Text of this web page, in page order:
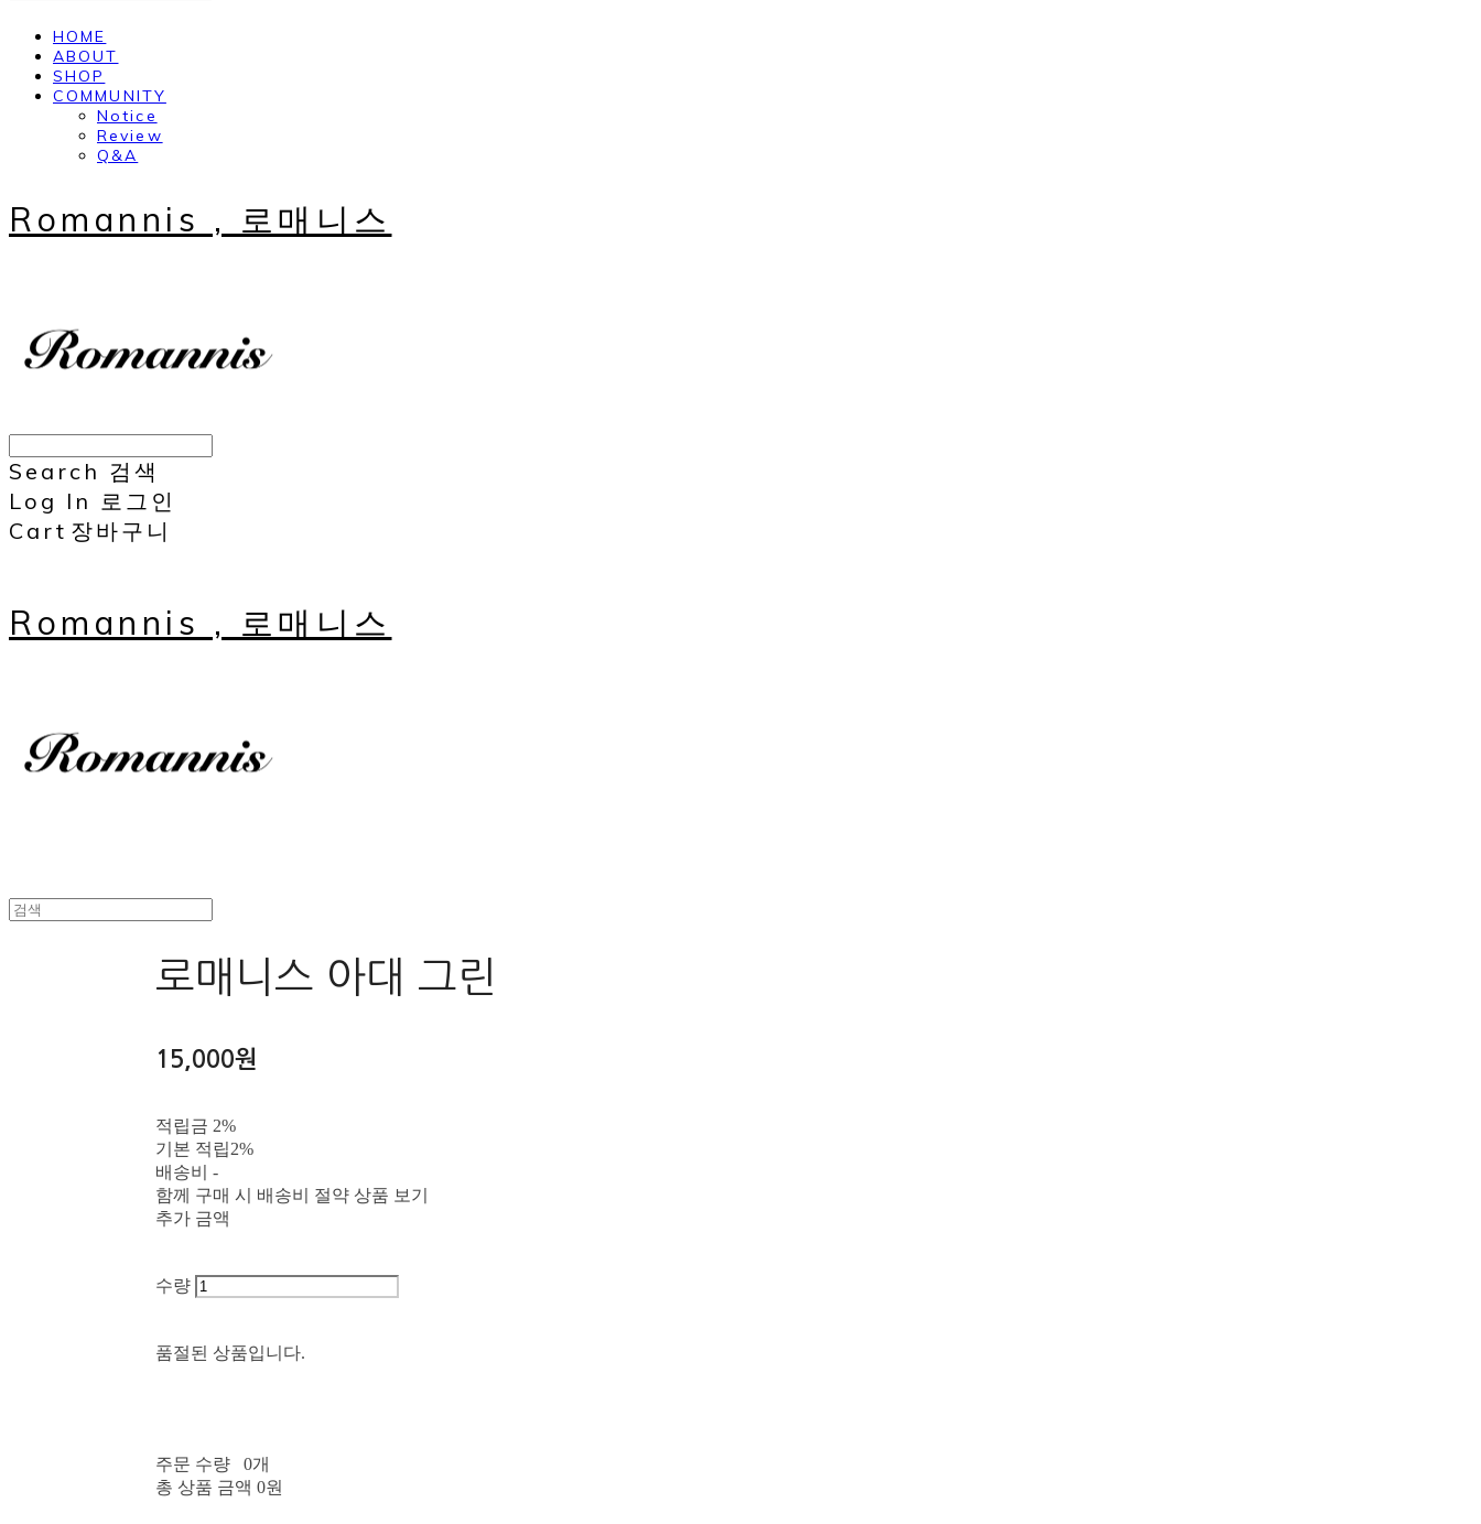
HOME
ABOUT
SHOP
COMMUNITY
Notice
Review
Q&A
Romannis , 로매니스
Search 검색
Log In 로그인
Cart 장바구니
Romannis , 로매니스
로매니스 아대 그린
15,000원
적립금 2%
기본 적립2%
배송비 -
함께 구매 시 배송비 절약 상품 보기
추가 금액
수량
품절된 상품입니다.
주문 수량
0개
총 상품 금액 0원